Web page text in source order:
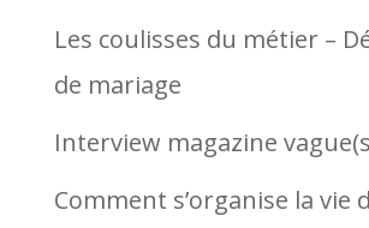
Les coulisses du métier –
de mariage
Interview magazine
Comment s’organise la vie